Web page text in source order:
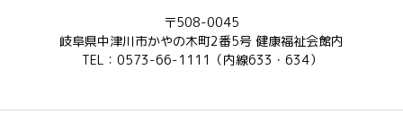
〒508-0045
岐阜県中津川市かやの木町2番5号 健康福祉会館内
TEL：0573-66-1111（内線633・634）